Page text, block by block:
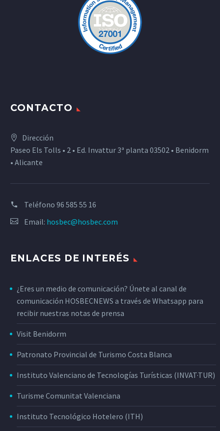
CONTACTO
Dirección
Paseo Els Tolls • 2 • Ed. Invattur 3ª planta 03502 • Benidorm
• Alicante
Teléfono 96 585 55 16
Email: hosbec@hosbec.com
ENLACES DE INTERÉS
¿Eres un medio de comunicación? Únete al canal de
comunicación HOSBECNEWS a través de Whatsapp para
recibir nuestras notas de prensa
Visit Benidorm
Patronato Provincial de Turismo Costa Blanca
Instituto Valenciano de Tecnologías Turísticas (INVAT·TUR)
Turisme Comunitat Valenciana
Instituto Tecnológico Hotelero (ITH)